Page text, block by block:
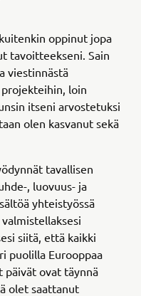
oppinut jopa
tavoitteekseni. Sain
viestinnästä
loin
itseni arvostetuksi
olen kasvanut sekä
tavallisen
, luovuus- ja
yhteistyössä
siitä, että kaikki
puolilla Eurooppaa
päivät ovat täynnä
olet saattanut